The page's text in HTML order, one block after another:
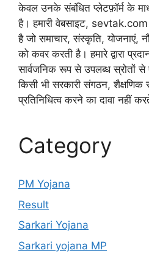
केवल उनके संबंधित प्लेटफ़ॉर्म के
है। हमारी वेबसाइट,
है जो समाचार, संस्कृति, योजनाएं,
को कवर करती है। हमारे द्वारा
सार्वजनिक रूप से उपलब्ध स्रोतों
किसी भी सरकारी संगठन, शैक्षणिक
प्रतिनिधित्व करने का दावा नहीं
Category
PM Yojana
Result
Sarkari Yojana
Sarkari yojana MP